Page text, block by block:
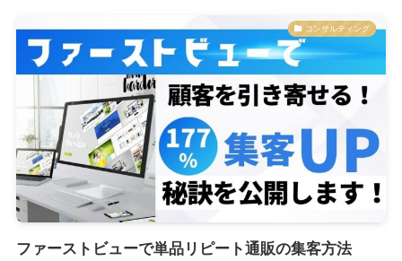
コンサルティング
ファーストビューで単品リピート通販の集客方法